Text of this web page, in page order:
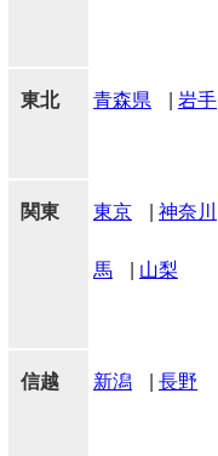
東北 青森県 岩手
関東 東京 神奈川
馬 山梨
信越 新潟 長野